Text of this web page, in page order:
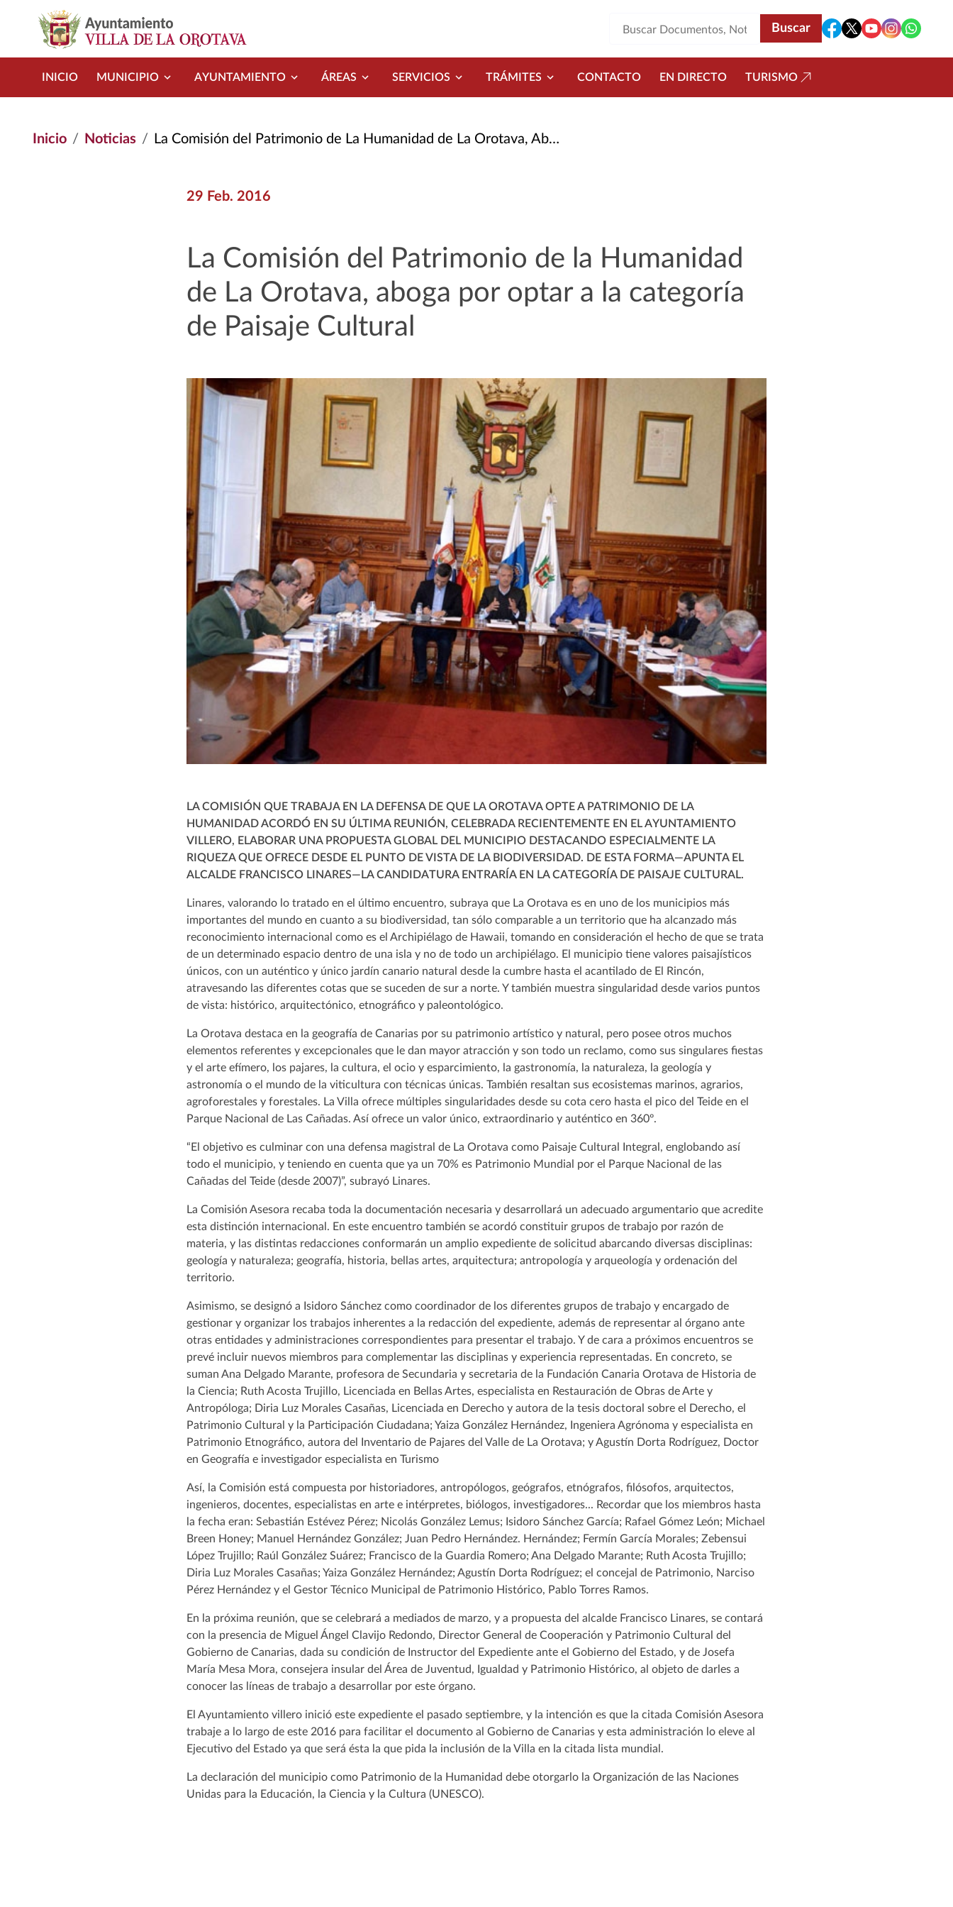
INICIO MUNICIPIO AYUNTAMIENTO ÁREAS SERVICIOS TRÁMITES CONTACTO EN DIRECTO TURISMO
Inicio Noticias La Comisión del Patrimonio de La Humanidad de La Orotava, Aboga Por Optar A La Categoría de Paisaje Cultural
29 Feb. 2016
La Comisión del Patrimonio de la Humanidad
de La Orotava, aboga por optar a la categoría
de Paisaje Cultural
LA COMISIÓN QUE TRABAJA EN LA DEFENSA DE QUE LA OROTAVA OPTE A PATRIMONIO DE LA
HUMANIDAD ACORDÓ EN SU ÚLTIMA REUNIÓN, CELEBRADA RECIENTEMENTE EN EL AYUNTAMIENTO
VILLERO, ELABORAR UNA PROPUESTA GLOBAL DEL MUNICIPIO DESTACANDO ESPECIALMENTE LA
RIQUEZA QUE OFRECE DESDE EL PUNTO DE VISTA DE LA BIODIVERSIDAD. DE ESTA FORMA—APUNTA EL
ALCALDE FRANCISCO LINARES—LA CANDIDATURA ENTRARÍA EN LA CATEGORÍA DE PAISAJE CULTURAL.
Linares, valorando lo tratado en el último encuentro, subraya que La Orotava es en uno de los municipios más
importantes del mundo en cuanto a su biodiversidad, tan sólo comparable a un territorio que ha alcanzado más
reconocimiento internacional como es el Archipiélago de Hawaii, tomando en consideración el hecho de que se trata
de un determinado espacio dentro de una isla y no de todo un archipiélago. El municipio tiene valores paisajísticos
únicos, con un auténtico y único jardín canario natural desde la cumbre hasta el acantilado de El Rincón,
atravesando las diferentes cotas que se suceden de sur a norte. Y también muestra singularidad desde varios puntos
de vista: histórico, arquitectónico, etnográfico y paleontológico.
La Orotava destaca en la geografía de Canarias por su patrimonio artístico y natural, pero posee otros muchos
elementos referentes y excepcionales que le dan mayor atracción y son todo un reclamo, como sus singulares fiestas
y el arte efímero, los pajares, la cultura, el ocio y esparcimiento, la gastronomía, la naturaleza, la geología y
astronomía o el mundo de la viticultura con técnicas únicas. También resaltan sus ecosistemas marinos, agrarios,
agroforestales y forestales. La Villa ofrece múltiples singularidades desde su cota cero hasta el pico del Teide en el
Parque Nacional de Las Cañadas. Así ofrece un valor único, extraordinario y auténtico en 360º.
“El objetivo es culminar con una defensa magistral de La Orotava como Paisaje Cultural Integral, englobando así
todo el municipio, y teniendo en cuenta que ya un 70% es Patrimonio Mundial por el Parque Nacional de las
Cañadas del Teide (desde 2007)”, subrayó Linares.
La Comisión Asesora recaba toda la documentación necesaria y desarrollará un adecuado argumentario que acredite
esta distinción internacional. En este encuentro también se acordó constituir grupos de trabajo por razón de
materia, y las distintas redacciones conformarán un amplio expediente de solicitud abarcando diversas disciplinas:
geología y naturaleza; geografía, historia, bellas artes, arquitectura; antropología y arqueología y ordenación del
territorio.
Asimismo, se designó a Isidoro Sánchez como coordinador de los diferentes grupos de trabajo y encargado de
gestionar y organizar los trabajos inherentes a la redacción del expediente, además de representar al órgano ante
otras entidades y administraciones correspondientes para presentar el trabajo. Y de cara a próximos encuentros se
prevé incluir nuevos miembros para complementar las disciplinas y experiencia representadas. En concreto, se
suman Ana Delgado Marante, profesora de Secundaria y secretaria de la Fundación Canaria Orotava de Historia de
la Ciencia; Ruth Acosta Trujillo, Licenciada en Bellas Artes, especialista en Restauración de Obras de Arte y
Antropóloga; Diria Luz Morales Casañas, Licenciada en Derecho y autora de la tesis doctoral sobre el Derecho, el
Patrimonio Cultural y la Participación Ciudadana; Yaiza González Hernández, Ingeniera Agrónoma y especialista en
Patrimonio Etnográfico, autora del Inventario de Pajares del Valle de La Orotava; y Agustín Dorta Rodríguez, Doctor
en Geografía e investigador especialista en Turismo
Así, la Comisión está compuesta por historiadores, antropólogos, geógrafos, etnógrafos, filósofos, arquitectos,
ingenieros, docentes, especialistas en arte e intérpretes, biólogos, investigadores... Recordar que los miembros hasta
la fecha eran: Sebastián Estévez Pérez; Nicolás González Lemus; Isidoro Sánchez García; Rafael Gómez León; Michael
Breen Honey; Manuel Hernández González; Juan Pedro Hernández. Hernández; Fermín García Morales; Zebensui
López Trujillo; Raúl González Suárez; Francisco de la Guardia Romero; Ana Delgado Marante; Ruth Acosta Trujillo;
Diria Luz Morales Casañas; Yaiza González Hernández; Agustín Dorta Rodríguez; el concejal de Patrimonio, Narciso
Pérez Hernández y el Gestor Técnico Municipal de Patrimonio Histórico, Pablo Torres Ramos.
En la próxima reunión, que se celebrará a mediados de marzo, y a propuesta del alcalde Francisco Linares, se contará
con la presencia de Miguel Ángel Clavijo Redondo, Director General de Cooperación y Patrimonio Cultural del
Gobierno de Canarias, dada su condición de Instructor del Expediente ante el Gobierno del Estado, y de Josefa
María Mesa Mora, consejera insular del Área de Juventud, Igualdad y Patrimonio Histórico, al objeto de darles a
conocer las líneas de trabajo a desarrollar por este órgano.
El Ayuntamiento villero inició este expediente el pasado septiembre, y la intención es que la citada Comisión Asesora
trabaje a lo largo de este 2016 para facilitar el documento al Gobierno de Canarias y esta administración lo eleve al
Ejecutivo del Estado ya que será ésta la que pida la inclusión de la Villa en la citada lista mundial.
La declaración del municipio como Patrimonio de la Humanidad debe otorgarlo la Organización de las Naciones
Unidas para la Educación, la Ciencia y la Cultura (UNESCO).